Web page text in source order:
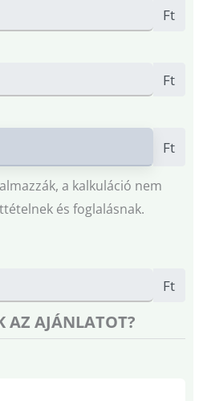
Ft
Ft
Ft
a kalkuláció nem
és foglalásnak.
Ft
AZ AJÁNLATOT?